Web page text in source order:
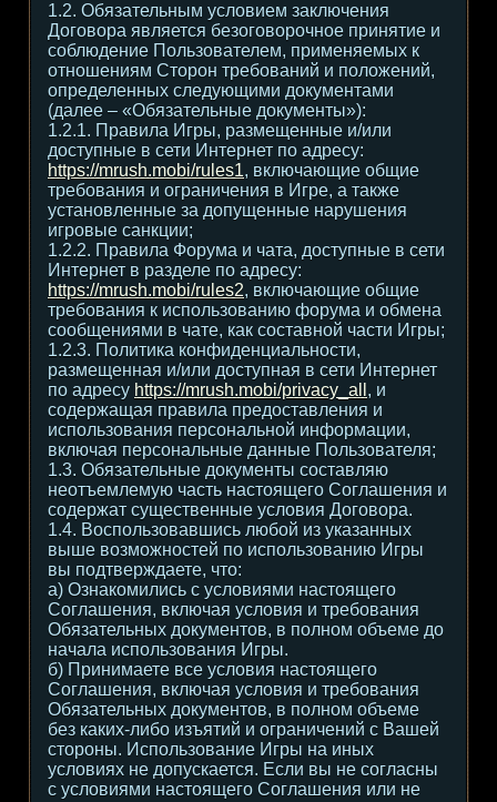
1.2. Обязательным условием заключения
Договора является безоговорочное принятие и
соблюдение Пользователем, применяемых к
отношениям Сторон требований и положений,
определенных следующими документами
(далее – «Обязательные документы»):
1.2.1. Правила Игры, размещенные и/или
доступные в сети Интернет по адресу:
https://mrush.mobi/rules1, включающие общие
требования и ограничения в Игре, а также
установленные за допущенные нарушения
игровые санкции;
1.2.2. Правила Форума и чата, доступные в сети
Интернет в разделе по адресу:
https://mrush.mobi/rules2, включающие общие
требования к использованию форума и обмена
сообщениями в чате, как составной части Игры;
1.2.3. Политика конфиденциальности,
размещенная и/или доступная в сети Интернет
по адресу https://mrush.mobi/privacy_all , и
содержащая правила предоставления и
использования персональной информации,
включая персональные данные Пользователя;
1.3. Обязательные документы составляю
неотъемлемую часть настоящего Соглашения и
содержат существенные условия Договора.
1.4. Воспользовавшись любой из указанных
выше возможностей по использованию Игры
вы подтверждаете, что:
а) Ознакомились с условиями настоящего
Соглашения, включая условия и требования
Обязательных документов, в полном объеме до
начала использования Игры.
б) Принимаете все условия настоящего
Соглашения, включая условия и требования
Обязательных документов, в полном объеме
без каких-либо изъятий и ограничений с Вашей
стороны. Использование Игры на иных
условиях не допускается. Если вы не согласны
с условиями настоящего Соглашения или не